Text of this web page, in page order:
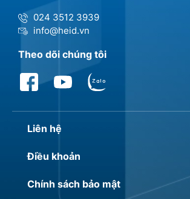
024 3512 3939
info@heid.vn
Theo dõi chúng tôi
Liên hệ
Điều khoản
Chính sách bảo mật